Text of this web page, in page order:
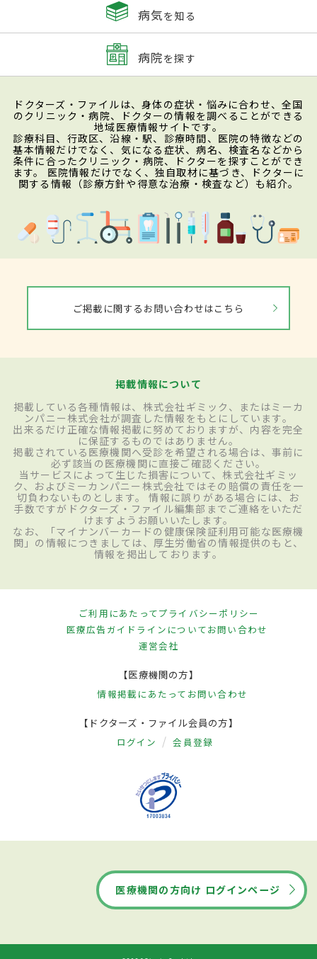
病気を知る
病院を探す
ドクターズ・ファイルは、身体の症状・悩みに合わせ、全国
のクリニック・病院、ドクターの情報を調べることができる
地域医療情報サイトです。
診療科目、行政区、沿線・駅、診療時間、医院の特徴などの
基本情報だけでなく、気になる症状、病名、検査名などから
条件に合ったクリニック・病院、ドクターを探すことができ
ます。 医院情報だけでなく、独自取材に基づき、ドクターに
関する情報（診療方針や得意な治療・検査など）も紹介。
ご掲載に関するお問い合わせはこちら
掲載情報について
掲載している各種情報は、株式会社ギミック、またはミーカ
ンパニー株式会社が調査した情報をもとにしています。
出来るだけ正確な情報掲載に努めておりますが、内容を完全
に保証するものではありません。
掲載されている医療機関へ受診を希望される場合は、事前に
必ず該当の医療機関に直接ご確認ください。
当サービスによって生じた損害について、株式会社ギミッ
ク、およびミーカンパニー株式会社ではその賠償の責任を一
切負わないものとします。 情報に誤りがある場合には、お
手数ですがドクターズ・ファイル編集部までご連絡をいただ
けますようお願いいたします。
なお、「マイナンバーカードの健康保険証利用可能な医療機
関」の情報につきましては、厚生労働省の情報提供のもと、
情報を掲出しております。
ご利用にあたってプライバシーポリシー
医療広告ガイドラインについてお問い合わせ
運営会社
【医療機関の方】
情報掲載にあたって お問い合わせ
【ドクターズ・ファイル会員の方】
ログイン 会員登録
医療機関の方向け ログインページ